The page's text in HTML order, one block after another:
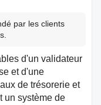
par les clients
d'un validateur
et d'une
de trésorerie et
un système de